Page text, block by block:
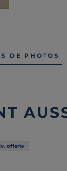
DE PHOTOS
offerte